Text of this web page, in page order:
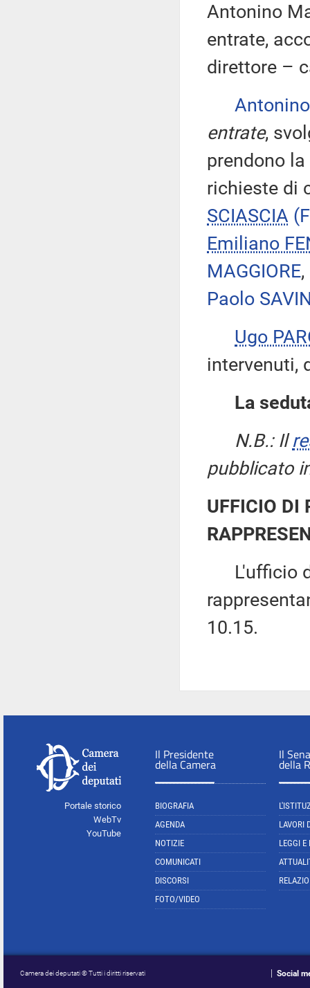
Antonino
entrate,
direttore –
entrate,
prendono
richieste di
SCIASCIA
Emiliano
MAGGIORE,
Paolo
Ugo
intervenuti,
La
N.B.: Il
pubblicato
UFFICIO DI
L'ufficio
10.15.
Portale storico
WebTv
YouTube
Il Presidente
della Camera
BIOGRAFIA
AGENDA
NOTIZIE
COMUNICATI
DISCORSI
FOTO/VIDEO
Il
della
LAVORI
LEGGI E
Camera dei deputati © Tutti i diritti riservati Social